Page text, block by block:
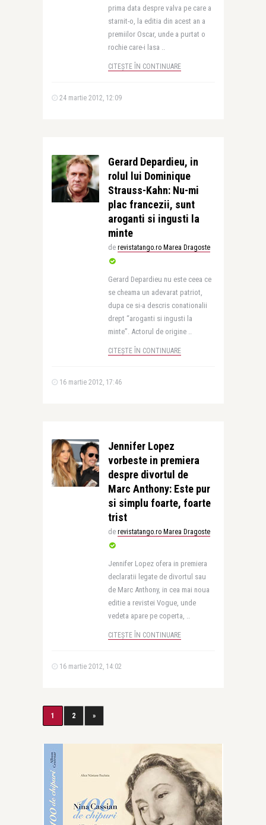
prima data despre valva pe care a
starnit-o, la editia din acest an a
premiilor Oscar, unde a purtat o
rochie care-i lasa ..
CITEȘTE ÎN CONTINUARE
24 martie 2012, 12:09
Gerard Depardieu, in
rolul lui Dominique
Strauss-Kahn: Nu-mi
plac francezii, sunt
aroganti si ingusti la
minte
de revistatango.ro Marea Dragoste
Gerard Depardieu nu este ceea ce
se cheama un adevarat patriot,
dupa ce si-a descris conationalii
drept “aroganti si ingusti la
minte”. Actorul de origine ..
CITEȘTE ÎN CONTINUARE
16 martie 2012, 17:46
Jennifer Lopez
vorbeste in premiera
despre divortul de
Marc Anthony: Este pur
si simplu foarte, foarte
trist
de revistatango.ro Marea Dragoste
Jennifer Lopez ofera in premiera
declaratii legate de divortul sau
de Marc Anthony, in cea mai noua
editie a revistei Vogue, unde
vedeta apare pe coperta, ..
CITEȘTE ÎN CONTINUARE
16 martie 2012, 14:02
1 2 »